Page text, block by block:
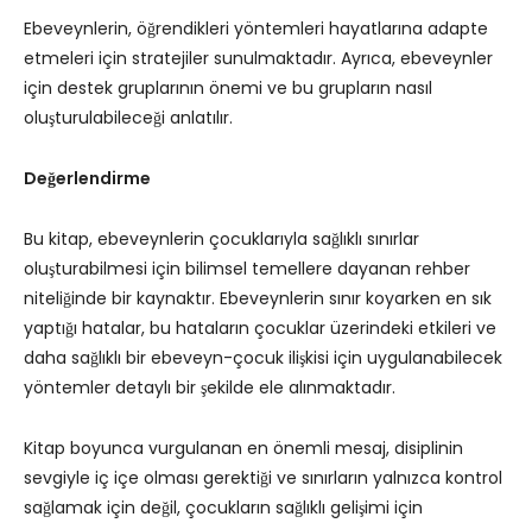
Ebeveynlerin, öğrendikleri yöntemleri hayatlarına adapte
etmeleri için stratejiler sunulmaktadır. Ayrıca, ebeveynler
için destek gruplarının önemi ve bu grupların nasıl
oluşturulabileceği anlatılır.
Değerlendirme
Bu kitap, ebeveynlerin çocuklarıyla sağlıklı sınırlar
oluşturabilmesi için bilimsel temellere dayanan rehber
niteliğinde bir kaynaktır. Ebeveynlerin sınır koyarken en sık
yaptığı hatalar, bu hataların çocuklar üzerindeki etkileri ve
daha sağlıklı bir ebeveyn-çocuk ilişkisi için uygulanabilecek
yöntemler detaylı bir şekilde ele alınmaktadır.
Kitap boyunca vurgulanan en önemli mesaj, disiplinin
sevgiyle iç içe olması gerektiği ve sınırların yalnızca kontrol
sağlamak için değil, çocukların sağlıklı gelişimi için